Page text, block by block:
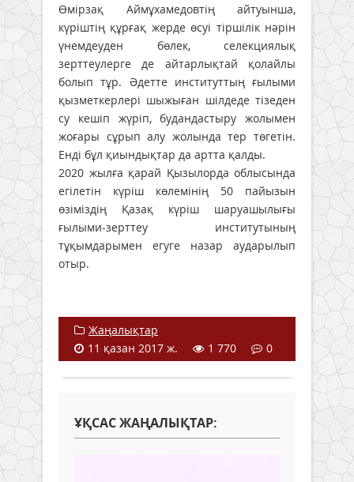
Өмірзақ Аймұхамедовтің айтуынша,
күріштің құрғақ жерде өсуі тіршілік нәрін
үнемдеуден бөлек, селекциялық
зерттеулерге де айтарлықтай қолайлы
болып тұр. Әдетте институттың ғылыми
қызметкерлері шыжыған шілдеде тізеден
су кешіп жүріп, будандастыру жолымен
жоғары сұрып алу жолында тер төгетін.
Енді бұл қиындықтар да артта қалды.
2020 жылға қарай Қызылорда облысында
егілетін күріш көлемінің 50 пайызын
өзіміздің Қазақ күріш шаруашылығы
ғылыми-зерттеу институтының
тұқымдарымен егуге назар аударылып
отыр.
Жаңалықтар
11 қазан 2017 ж.
1 770 0
ҰҚСАС ЖАҢАЛЫҚТАР: